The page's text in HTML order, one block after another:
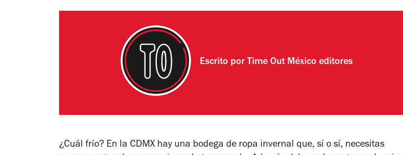
Escrito por Time Out México editores
¿Cuál frío? En la CDMX hay una bodega de ropa invernal que, sí o sí, necesitas